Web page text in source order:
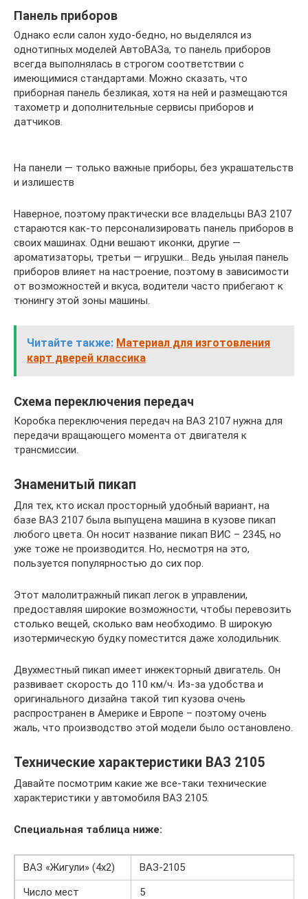
Панель приборов
Однако если салон худо-бедно, но выделялся из
однотипных моделей АвтоВАЗа, то панель приборов
всегда выполнялась в строгом соответствии с
имеющимися стандартами. Можно сказать, что
приборная панель безликая, хотя на ней и размещаются
тахометр и дополнительные сервисы приборов и
датчиков.
На панели — только важные приборы, без украшательств
и излишеств
Наверное, поэтому практически все владельцы ВАЗ 2107
стараются как-то персонализировать панель приборов в
своих машинах. Одни вешают иконки, другие —
ароматизаторы, третьи — игрушки… Ведь унылая панель
приборов влияет на настроение, поэтому в зависимости
от возможностей и вкуса, водители часто прибегают к
тюнингу этой зоны машины.
Читайте также: Материал для изготовления
карт дверей классика
Схема переключения передач
Коробка переключения передач на ВАЗ 2107 нужна для
передачи вращающего момента от двигателя к
трансмиссии.
Знаменитый пикап
Для тех, кто искал просторный удобный вариант, на
базе ВАЗ 2107 была выпущена машина в кузове пикап
любого цвета. Он носит название пикап ВИС – 2345, но
уже тоже не производится. Но, несмотря на это,
пользуется популярностью до сих пор.
Этот малолитражный пикап легок в управлении,
предоставляя широкие возможности, чтобы перевозить
столько вещей, сколько вам необходимо. В широкую
изотермическую будку поместится даже холодильник.
Двухместный пикап имеет инжекторный двигатель. Он
развивает скорость до 110 км/ч. Из-за удобства и
оригинального дизайна такой тип кузова очень
распространен в Америке и Европе – поэтому очень
жаль, что производство этой модели было остановлено.
Технические характеристики ВАЗ 2105
Давайте посмотрим какие же все-таки технические
характеристики у автомобиля ВАЗ 2105.
Специальная таблица ниже:
ВАЗ «Жигули» (4х2)
ВАЗ-2105
Число мест
5